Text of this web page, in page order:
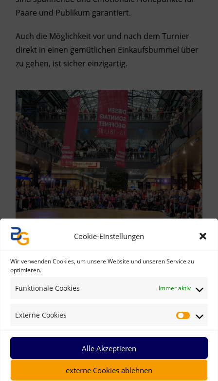
Cookie-Einstellungen
Wir verwenden Cookies, um unsere Website und unseren Service zu
optimieren.
Funktionale Cookies Immer aktiv
Externe Cookies
Alle Akzeptieren
externe Cookies ablehnen
Paare und Publikum garantiert.
Auch die Möglichkeit vor und nach dem Turnier
direkt in einen gemütlichen Einkaufsbummel über
zu gehen, ist sicher einzigartig.